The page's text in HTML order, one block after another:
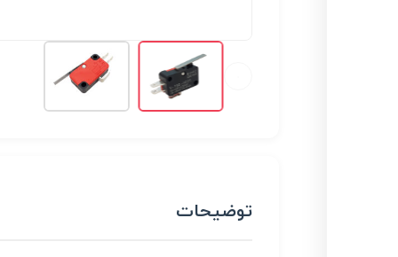
توضیحات